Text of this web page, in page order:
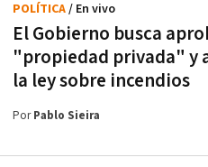
El Gobierno busca
"propiedad privada" y
la ley sobre incendios
POLÍTICA/ En vivo
PorPablo Sieira